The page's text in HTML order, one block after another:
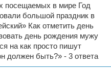
посещаемых в мире Год
большой праздник в
Как отметить день
день рождения мужу
на как просто пишут
должен быть?» - 3 ответа